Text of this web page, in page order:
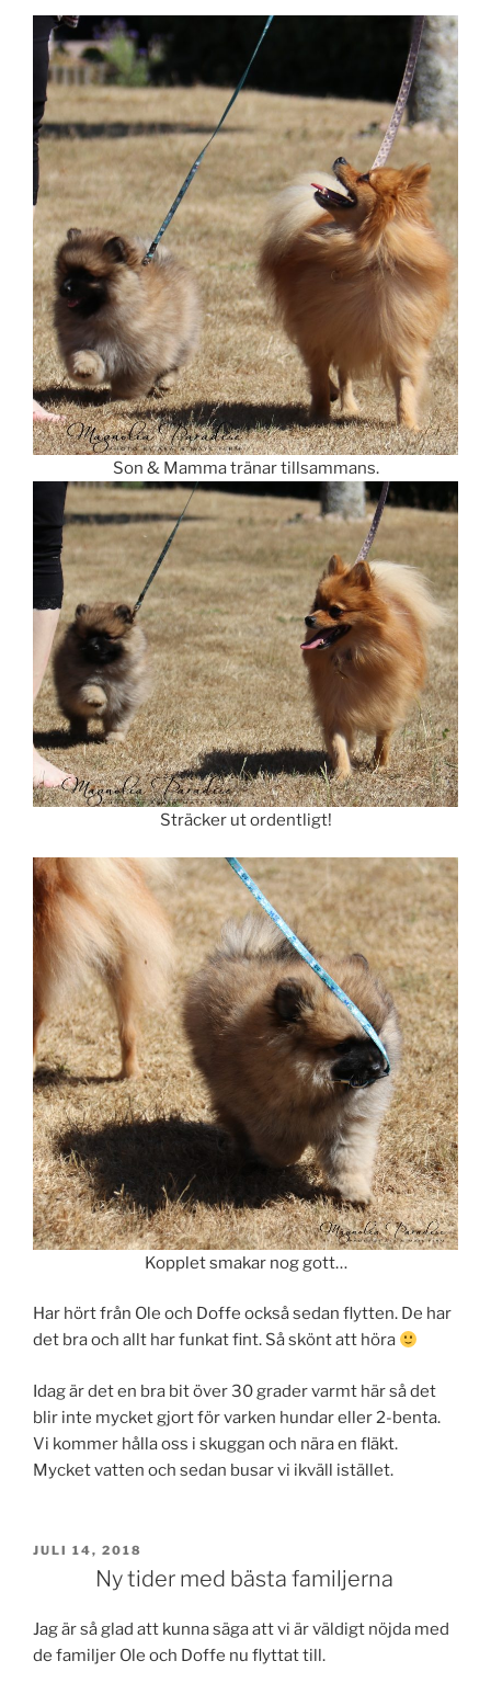
Son & Mamma tränar tillsammans.
Sträcker ut ordentligt!
Kopplet smakar nog gott…
Har hört från Ole och Doffe också sedan flytten. De har
det bra och allt har funkat fint. Så skönt att höra
Idag är det en bra bit över 30 grader varmt här så det
blir inte mycket gjort för varken hundar eller 2-benta.
Vi kommer hålla oss i skuggan och nära en fläkt.
Mycket vatten och sedan busar vi ikväll istället.
PUBLICERAT
JULI 14, 2018
Ny tider med bästa familjerna
Jag är så glad att kunna säga att vi är väldigt nöjda med
de familjer Ole och Doffe nu flyttat till.